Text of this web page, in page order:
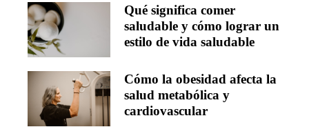
Qué significa comer
saludable y cómo lograr un
estilo de vida saludable
Cómo la obesidad afecta la
salud metabólica y
cardiovascular